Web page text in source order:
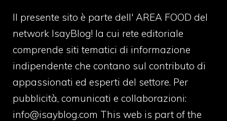
Il presente sito è parte dell' AREA FOOD del
network IsayBlog! la cui rete editoriale
comprende siti tematici di informazione
indipendente che contano sul contributo di
appassionati ed esperti del settore. Per
pubblicità, comunicati e collaborazioni:
info@isayblog.com This web is part of the